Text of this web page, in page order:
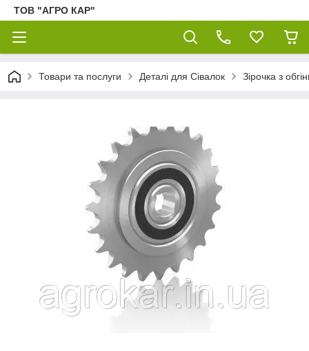
ТОВ "АГРО КАР"
Товари та послуги Деталі для Сівалок Зірочка з